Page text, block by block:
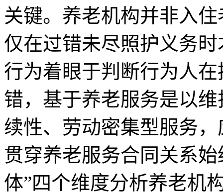
关键。养老机构并非入
仅在过错未尽照护义务
行为着眼于判断行为人
错，基于养老服务是以
续性、劳动密集型服务
贯穿养老服务合同关系
体”四个维度分析养老机